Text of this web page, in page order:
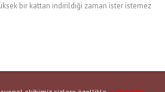
bir kattan indirildiği zaman ister istemez